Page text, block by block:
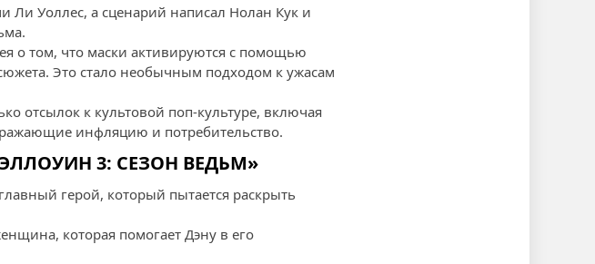
Ли Уоллес, а сценарий написал Нолан Кук и
о том, что маски активируются с помощью
Это стало необычным подходом к ужасам
отсылок к культовой поп-культуре, включая
инфляцию и потребительство.
3: СЕЗОН ВЕДЬМ»
герой, который пытается раскрыть
которая помогает Дэну в его